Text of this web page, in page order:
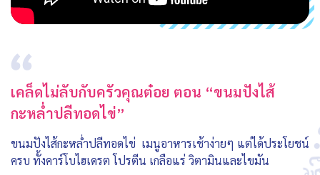
เคล็ดไม่ลับกับครัวคุณต๋อย ตอน “ขนมปังไส้
กะหล่ำปลีทอดไข่”
ขนมปังไส้กะหล่ำปลีทอดไข่ เมนูอาหารเช้าง่ายๆ แต่ได้ประโยชน์
ครบ ทั้งคาร์โบไฮเดรต โปรตีน เกลือแร่ วิตามินและไขมัน